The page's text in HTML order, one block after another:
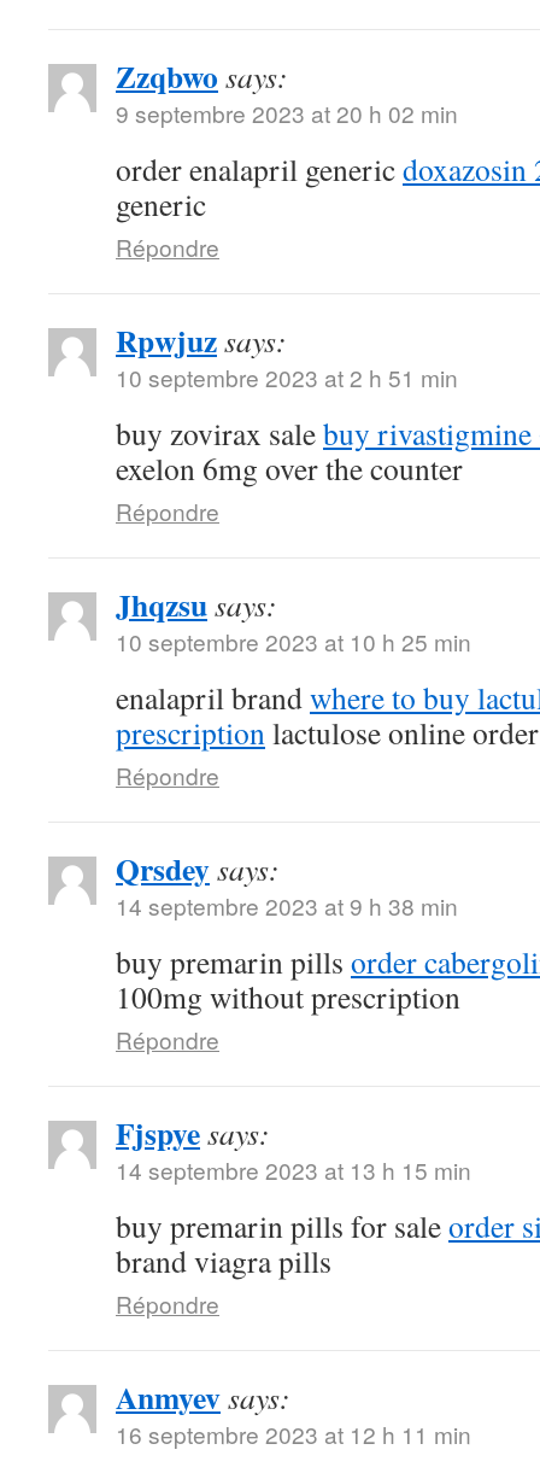
Zzqbwo says:
9 septembre 2023 at 20 h 02 min
order enalapril genericdoxazosin
generic
Répondre
Rpwjuzsays:
10 septembre 2023 at 2 h 51 min
buy zovirax salebuy rivastigmine
exelon 6mg over the counter
Répondre
Jhqzsusays:
10 septembre 2023 at 10 h 25 min
enalapril brandwhere to buy
prescriptionlactulose online order
Répondre
Qrsdeysays:
14 septembre 2023 at 9 h 38 min
buy premarin pills order
100mg without prescription
Répondre
Fjspyesays:
14 septembre 2023 at 13 h 15 min
buy premarin pills for saleorder
brand viagra pills
Répondre
Anmyevsays:
16 septembre 2023 at 12 h 11 min